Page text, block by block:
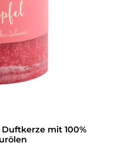
mit 100%